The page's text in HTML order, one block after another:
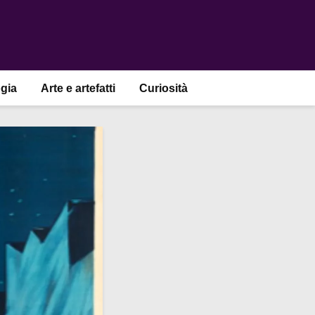
Arte e artefatti Curiosità